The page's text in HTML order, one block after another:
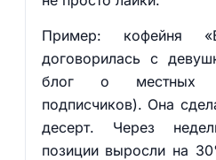
Пример: кофейня
договорилась с
блог о местных
подписчиков). Она
десерт. Через
позиции выросли на